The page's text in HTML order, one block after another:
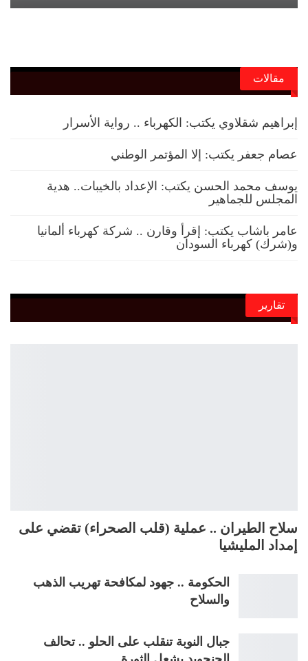
مقالات
إبراهيم شقلاوي يكتب: الكهرباء .. رواية الأسرار
عصام جعفر يكتب: إلا المؤتمر الوطني
يوسف محمد الحسن يكتب: الإعداد بالخيبات.. هدية
المجلس للجماهير
عامر باشاب يكتب: إقرأ وقارن .. شركة كهرباء ألمانيا
و(شرك) كهرباء السودان
تقارير
سلاح الطيران .. عملية (قلب الصحراء) تقضي على
إمداد المليشيا
الحكومة .. جهود لمكافحة تهريب الذهب
والسلاح
جبال النوبة تنقلب على الحلو .. تحالف